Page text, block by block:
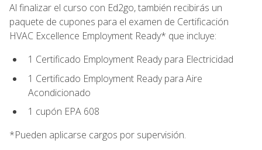
Al finalizar el curso con Ed2go, también recibirás un
paquete de cupones para el examen de Certificación
HVAC Excellence Employment Ready* que incluye:
1 Certificado Employment Ready para Electricidad
1 Certificado Employment Ready para Aire
Acondicionado
1 cupón EPA 608
*Pueden aplicarse cargos por supervisión.